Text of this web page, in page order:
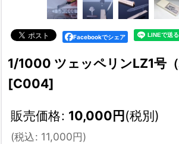
Facebookでシェア
1/1000 ツェッペリンLZ1号（
[C004]
販売価格: 10,000円(税別)
(税込: 11,000円)